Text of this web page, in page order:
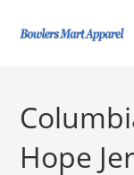
Hope